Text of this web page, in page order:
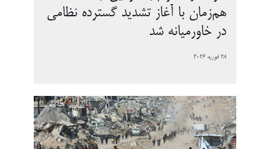
هم‌زمان با آغاز تشدید گسترده نظامی
در خاورمیانه شد
28 فوریه 2026